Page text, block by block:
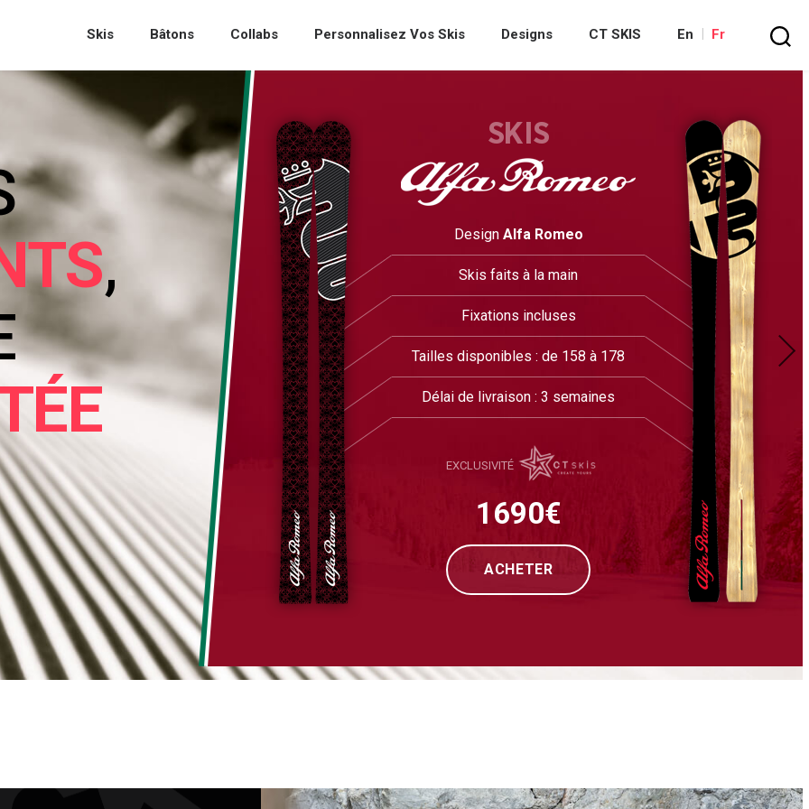
Skis Bâtons Collabs Personnalisez Vos Skis Designs CT SKIS En Fr
SKIS
,
SÉRIE
LIMITÉE
Livrés en 3 semaines
DÉCOUVRİR
SKIS
FREEDOM Collection
Skis Aventador
Série limitée:150ex.
Fixations & bâtons inclus
Tailles disponibles : de 158 à
Délai de livraison : à partir de 3
EXCLUSIVITÉ
1990€
ACHETER